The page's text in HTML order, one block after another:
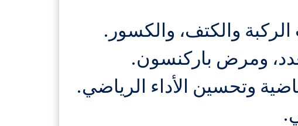
والكتف، والكسور.
ومرض باركنسون.
وتحسين الأداء الرياضي.